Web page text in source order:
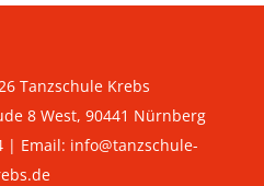
Tanzschule Krebs
8 West, 90441 Nürnberg
| Email: info@tanzschule-